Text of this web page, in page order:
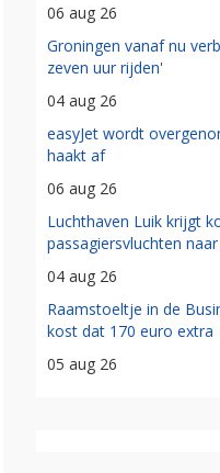
06 aug 26
Groningen vanaf nu
zeven uur rijden'
04 aug 26
easyJet wordt
haakt af
06 aug 26
Luchthaven Luik krijgt
passagiersvluchten
04 aug 26
Raamstoeltje in de
kost dat 170 euro extra
05 aug 26